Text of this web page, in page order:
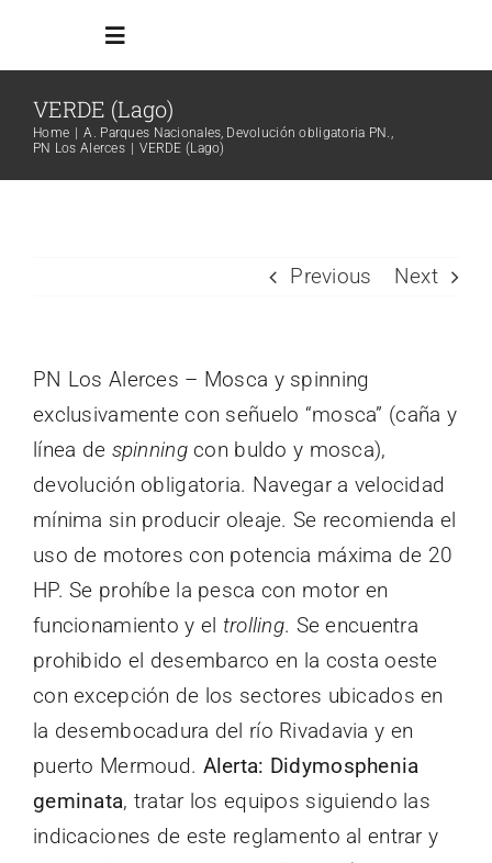
Toggle
Navigation
Inicio
Links
Search
VERDE (Lago)
Home A. Parques Nacionales Devolución obligatoria PN.
PN Los Alerces
VERDE (Lago)
Previous Next
PN Los Alerces – Mosca y spinning
exclusivamente con señuelo “mosca” (caña y
línea de spinningcon buldo y mosca),
devolución obligatoria. Navegar a velocidad
mínima sin producir oleaje. Se recomienda el
uso de motores con potencia máxima de 20
HP. Se prohíbe la pesca con motor en
funcionamiento y el trolling. Se encuentra
prohibido el desembarco en la costa oeste
con excepción de los sectores ubicados en
la desembocadura del río Rivadavia y en
puerto Mermoud. Alerta: Didymosphenia
geminata, tratar los equipos siguiendo las
indicaciones de este reglamento al entrar y